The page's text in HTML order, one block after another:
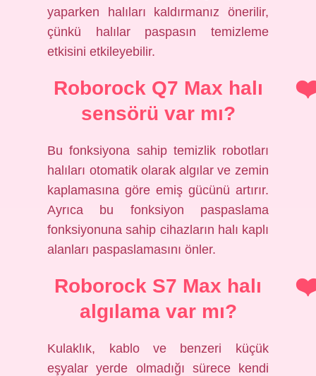
yaparken halıları kaldırmanız önerilir,
çünkü halılar paspasın temizleme
etkisini etkileyebilir.
Roborock Q7 Max halı
sensörü var mı?
Bu fonksiyona sahip temizlik robotları
halıları otomatik olarak algılar ve zemin
kaplamasına göre emiş gücünü artırır.
Ayrıca bu fonksiyon paspaslama
fonksiyonuna sahip cihazların halı kaplı
alanları paspaslamasını önler.
Roborock S7 Max halı
algılama var mı?
Kulaklık, kablo ve benzeri küçük
eşyalar yerde olmadığı sürece kendi